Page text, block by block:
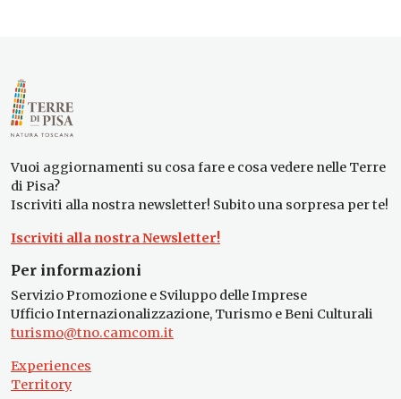
Vuoi aggiornamenti su cosa fare e cosa vedere nelle Terre
di Pisa?
Iscriviti alla nostra newsletter! Subito una sorpresa per te!
Iscriviti alla nostra Newsletter!
Per informazioni
Servizio Promozione e Sviluppo delle Imprese
Ufficio Internazionalizzazione, Turismo e Beni Culturali
turismo@tno.camcom.it
Experiences
Territory